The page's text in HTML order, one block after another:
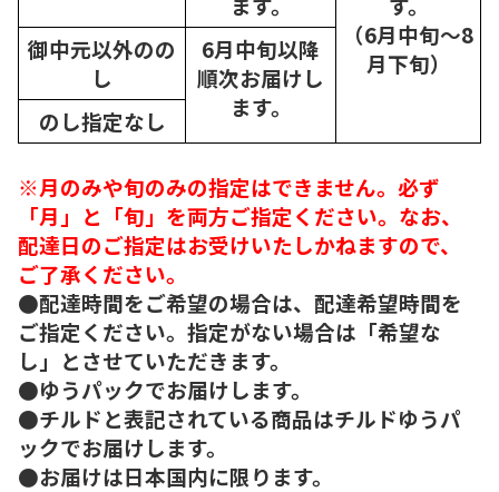
（6月中旬～8
月下旬）
御中元以外のの
し
6月中旬以降
順次お届けし
ます。
のし指定なし
※月のみや旬のみの指定はできません。必ず
「月」と「旬」を両方ご指定ください。なお、
配達日のご指定はお受けいたしかねますので、
ご了承ください。
●配達時間をご希望の場合は、配達希望時間を
ご指定ください。指定がない場合は「希望な
し」とさせていただきます。
●ゆうパックでお届けします。
●チルドと表記されている商品はチルドゆうパ
ックでお届けします。
●お届けは日本国内に限ります。